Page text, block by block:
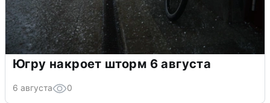
Югру накроет шторм 6 августа
6 августа 0